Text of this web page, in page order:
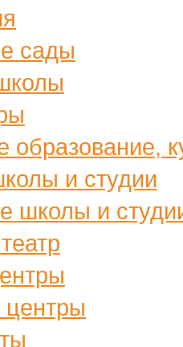
сады
образование,
и студии
школы и
центры